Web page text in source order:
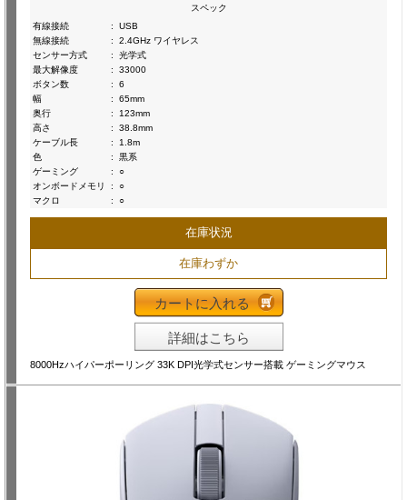
スペック
有線接続
:
USB
無線接続
:
2.4GHz ワイヤレス
センサー方式
:
光学式
最大解像度
:
33000
ボタン数
:
6
幅
:
65mm
奥行
:
123mm
高さ
:
38.8mm
ケーブル長
:
1.8m
色
:
黒系
ゲーミング
:
○
オンボードメモリ
:
○
マクロ
: ○
在庫状況
在庫わずか
カートに入れる
詳細はこちら
8000Hzハイパーポーリング 33K DPI光学式センサー搭載 ゲーミングマウス